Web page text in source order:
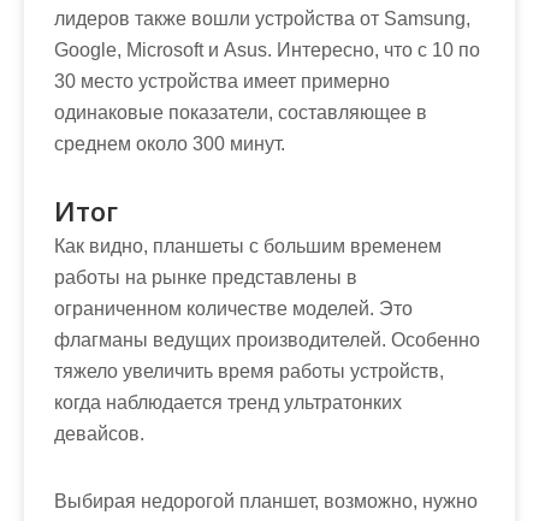
лидеров также вошли устройства от Samsung,
Google, Microsoft и Asus. Интересно, что с 10 по
30 место устройства имеет примерно
одинаковые показатели, составляющее в
среднем около 300 минут.
Итог
Как видно, планшеты с большим временем
работы на рынке представлены в
ограниченном количестве моделей. Это
флагманы ведущих производителей. Особенно
тяжело увеличить время работы устройств,
когда наблюдается тренд ультратонких
девайсов.
Выбирая недорогой планшет, возможно, нужно